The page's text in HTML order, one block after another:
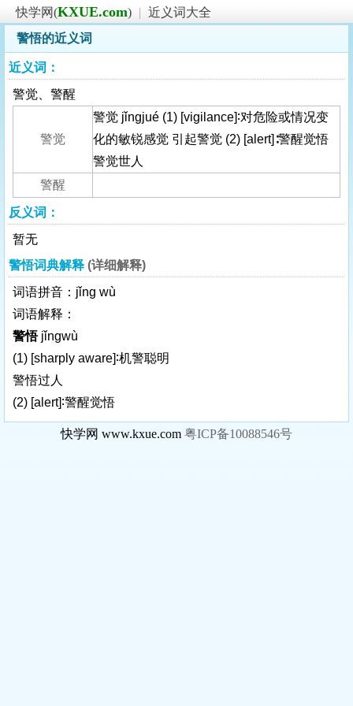
快学网(KXUE.com) | 近义词大全
警悟的近义词
近义词：
警觉、警醒
警觉
警觉 jǐngjué (1) [vigilance]∶对危险或情况变
化的敏锐感觉 引起警觉 (2) [alert]∶警醒觉悟
警觉世人
警醒
反义词：
暂无
警悟词典解释 (详细解释)
词语拼音：jǐng wù
词语解释：
警悟 jǐngwù
(1) [sharply aware]∶机警聪明
警悟过人
(2) [alert]∶警醒觉悟
快学网 www.kxue.com 粤ICP备10088546号